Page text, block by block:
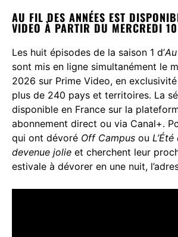
AU FIL DES ANNÉES EST
VIDEO À PARTIR DU MERCREDI
Les huit épisodes de la saison 1 d’
sont mis en ligne simultanément le
2026 sur Prime Video, en
plus de 240 pays et territoires. La
disponible en France sur la
abonnement direct ou via Canal+.
qui ont dévoré Off Campus ou
devenue jolie et cherchent leur
estivale à dévorer en une nuit,